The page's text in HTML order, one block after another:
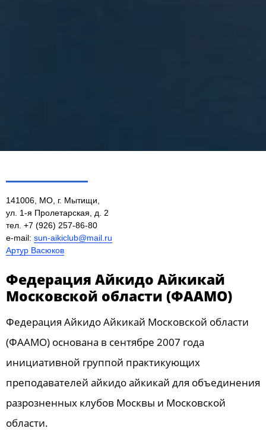
141006, МО, г. Мытищи,
ул. 1-я Пролетарская, д. 2​
тел. +7 (926) 257-86-80​
e-mail: sun-aikiclub@mail.ru
Артур Васюков
Федерация Айкидо Айкикай
Московской области (ФААМО)
Федерация Айкидо Айкикай Московской области
(ФААМО) основана в сентябре 2007 года
инициативной группой практикующих
преподавателей айкидо айкикай для объединения
разрозненных клубов Москвы и Московской
области.